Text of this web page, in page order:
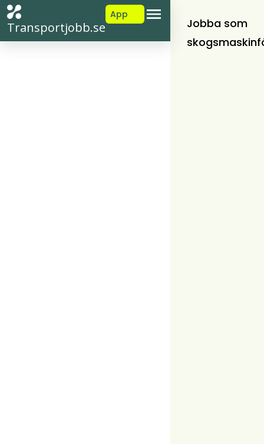
Transportjobb.se
App
Jobba som